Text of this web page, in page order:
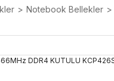
Notebook Bellekler